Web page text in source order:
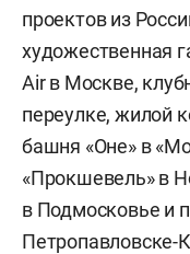
проектов из
художественная
Air в Москве,
переулке, жилой
башня «Оне» в
«Прокшевель» в
в Подмосковье и
Петропавловске-